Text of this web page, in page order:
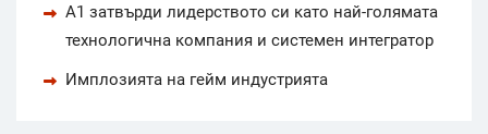
А1 затвърди лидерството си като най-голямата
технологична компания и системен интегратор
Имплозията на гейм индустрията